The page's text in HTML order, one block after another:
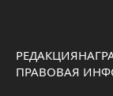
РЕДАКЦИЯ
ПРАВОВАЯ